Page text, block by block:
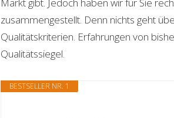
zusammengestellt. Denn nichts geht
Qualitätskriterien. Erfahrungen von
Qualitätssiegel.
BESTSELLER NR. 1